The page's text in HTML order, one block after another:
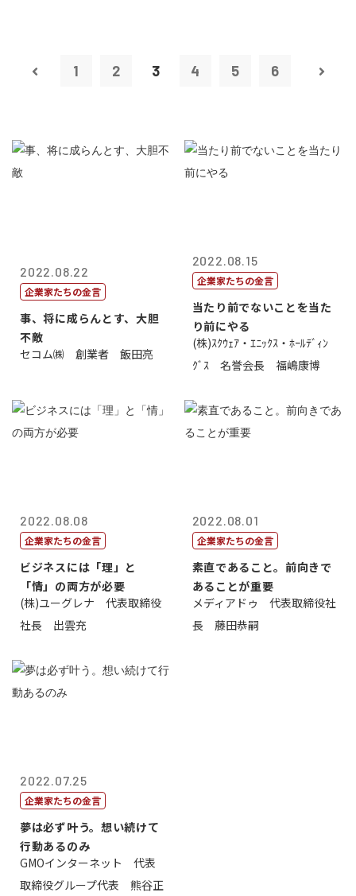
1 2 3 4 5 6
2022.08.22
企業家たちの金言
事、将に成らんとす、大胆
不敵
セコム㈱ 創業者 飯田亮
2022.08.15
企業家たちの金言
当たり前でないことを当た
り前にやる
(株)ｽｸｳｪｱ・ｴﾆｯｸｽ・ﾎｰﾙﾃﾞｨﾝ
ｸﾞｽ 名誉会長 福嶋康博
2022.08.08
企業家たちの金言
ビジネスには「理」と
「情」の両方が必要
(株)ユーグレナ 代表取締役
社長 出雲充
2022.08.01
企業家たちの金言
素直であること。前向きで
あることが重要
メディアドゥ 代表取締役社
長 藤田恭嗣
2022.07.25
企業家たちの金言
夢は必ず叶う。想い続けて
行動あるのみ
GMOインターネット 代表
取締役グループ代表 熊谷正